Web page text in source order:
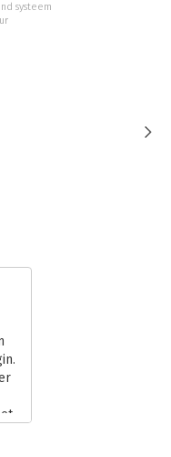
systeem